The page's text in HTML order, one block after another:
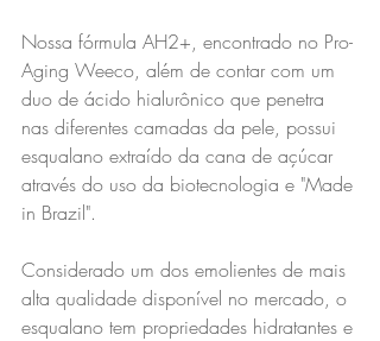
Nossa fórmula AH2+, encontrado no Pro-
Aging Weeco, além de contar com um
duo de ácido hialurônico que penetra
nas diferentes camadas da pele, possui
esqualano extraído da cana de açúcar
através do uso da biotecnologia e "Made
in Brazil".
Considerado um dos emolientes de mais
alta qualidade disponível no mercado, o
esqualano tem propriedades hidratantes e